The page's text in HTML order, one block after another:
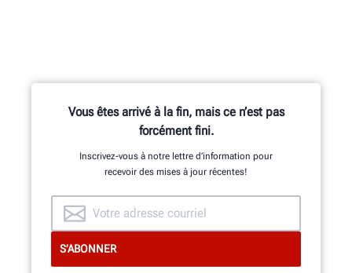
Vous êtes arrivé à la fin, mais ce n’est pas
forcément fini.
Inscrivez-vous à notre lettre d’information pour
recevoir des mises à jour récentes!